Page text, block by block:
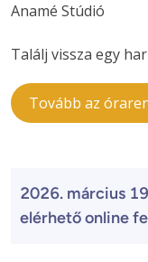
Anamé Stúdió
Találj vissza egy
Tovább az
2026. március
elérhető online